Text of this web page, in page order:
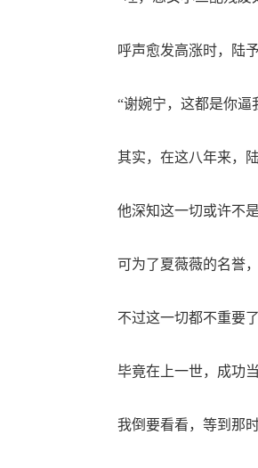
呼声愈发高涨时，陆予
“谢婉宁，这都是你逼
其实，在这八年来，陆
他深知这一切或许不是
可为了夏薇薇的名誉，
不过这一切都不重要了
毕竟在上一世，成功当
我倒要看看，等到那时